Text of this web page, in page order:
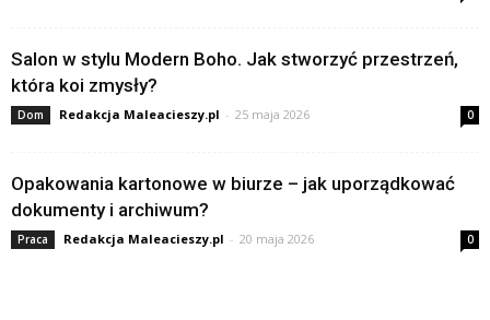
Salon w stylu Modern Boho. Jak stworzyć przestrzeń,
która koi zmysły?
Dom Redakcja Maleacieszy.pl - 25 maja 2026 0
Opakowania kartonowe w biurze – jak uporządkować
dokumenty i archiwum?
Praca Redakcja Maleacieszy.pl - 20 maja 2026 0